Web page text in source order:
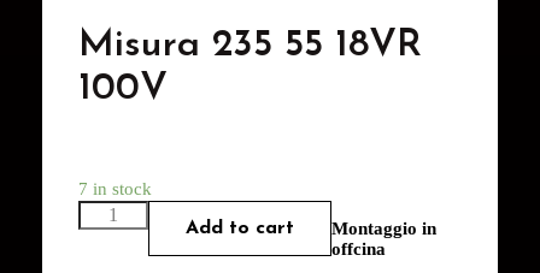
Misura 235 55 18VR
100V
7 in stock
Add to cart
Montaggio in
offcina